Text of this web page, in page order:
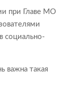
при Главе МО
социально-
важна такая